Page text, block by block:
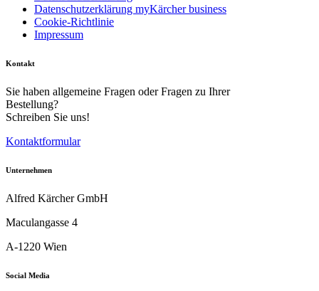
herkömmlichen Gartenschlauch.²⁾
Download PDF
Datenschutzerklärung myKärcher business
Cookie-Richtlinie
Impressum
Kontakt
Sie haben allgemeine Fragen oder Fragen zu Ihrer
Bestellung?
Schreiben Sie uns!
Kontaktformular
Unternehmen
Alfred Kärcher GmbH
Maculangasse 4
A-1220 Wien
Social Media